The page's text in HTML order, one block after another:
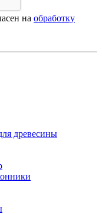
на обработку
древесины